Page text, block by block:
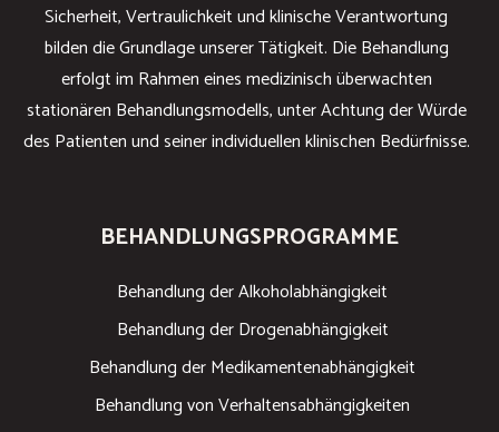
Sicherheit, Vertraulichkeit und klinische Verantwortung
bilden die Grundlage unserer Tätigkeit. Die Behandlung
erfolgt im Rahmen eines medizinisch überwachten
stationären Behandlungsmodells, unter Achtung der Würde
des Patienten und seiner individuellen klinischen Bedürfnisse.
BEHANDLUNGSPROGRAMME
Behandlung der Alkoholabhängigkeit
Behandlung der Drogenabhängigkeit
Behandlung der Medikamentenabhängigkeit
Behandlung von Verhaltensabhängigkeiten